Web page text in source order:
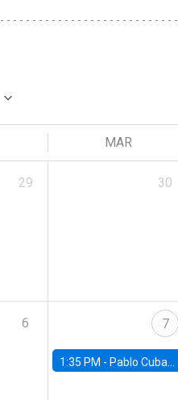
MAR
29 30
6 7
1:35 PM - Pablo Cuba, FED Board